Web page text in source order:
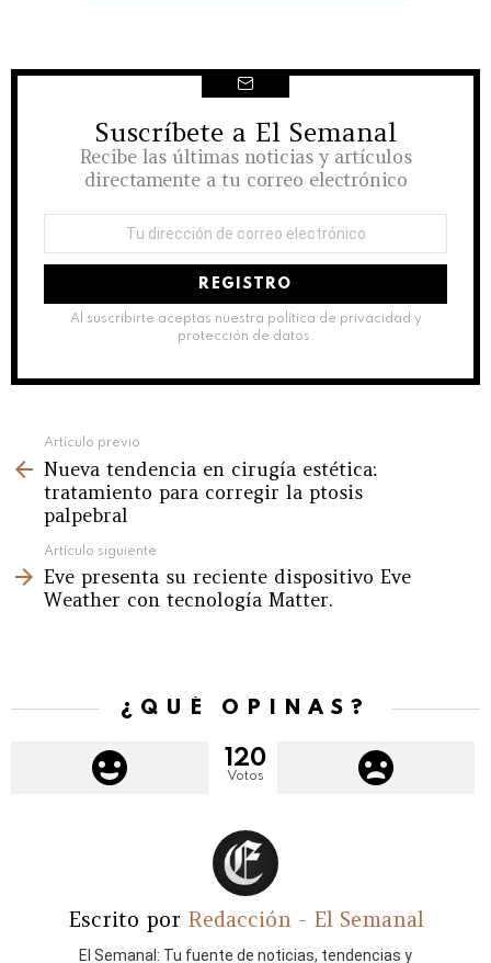
NEWSLETTER
Suscríbete a El Semanal
Recibe las últimas noticias y artículos
directamente a tu correo electrónico
correo
Al suscribirte aceptas nuestra política de privacidad y
protección de datos.
more
Artículo previo
Nueva tendencia en cirugía estética:
tratamiento para corregir la ptosis
palpebral
Artículo siguiente
Eve presenta su reciente dispositivo Eve
Weather con tecnología Matter.
¿QUÉ OPINAS?
120
Votos
Escrito por Redacción - El Semanal
El Semanal: Tu fuente de noticias, tendencias y